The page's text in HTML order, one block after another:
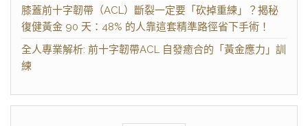
膝蓋前十字韌帶（ACL）斷裂一定要「砍掉重練」？揭秘
復健黃金 90 天：48% 的人靠這套精準路徑省下手術！
全人專業解析: 前十字韌帶ACL 自發癒合的「黃金應力」訓
練